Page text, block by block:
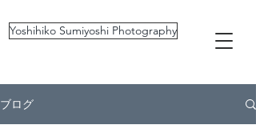
Yoshihiko Sumiyoshi Photography
ブログ